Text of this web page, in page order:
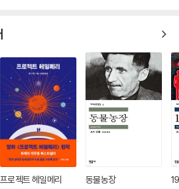
약이 돋보인다. 필립 로스의 가장 감동적인 소
파리로 데려간다. 건조한 문장과 다큐멘터리 스
열 페이지쯤 읽고 나면 우리의 현실이 얄팍한
. _타임
립 로스는 미국의 가장 위대한 소설가다. _에
프로젝트 헤일메리 동물농장